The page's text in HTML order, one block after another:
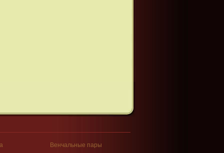
Венчальные пары